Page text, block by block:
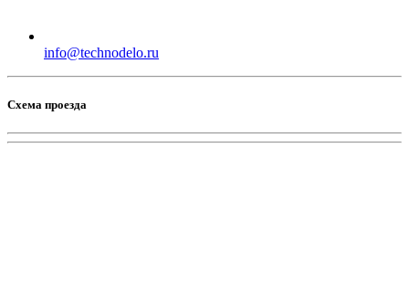
info@technodelo.ru
Схема проезда